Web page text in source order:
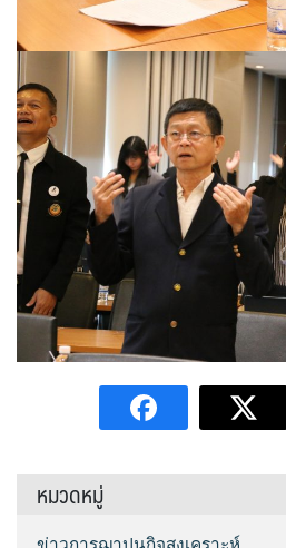
หมวดหมู่
ข่าวการฌาปนกิจสงเคราะห์